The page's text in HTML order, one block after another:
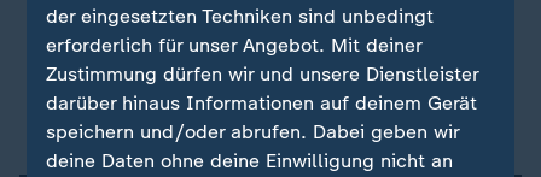
Lars Klingbeil, Vizekanzler
Ex-Botschafter von Fritsch: Putin hat Trump zum
Handlanger gemacht
der eingesetzten Techniken sind unbedingt
erforderlich für unser Angebot. Mit deiner
Zustimmung dürfen wir und unsere Dienstleister
darüber hinaus Informationen auf deinem Gerät
speichern und/oder abrufen. Dabei geben wir
deine Daten ohne deine Einwilligung nicht an